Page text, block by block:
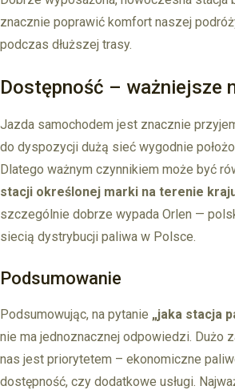
znacznie poprawić komfort naszej
podczas dłuższej trasy.
Dostępność – ważniejsze
Jazda samochodem jest znacznie
do dyspozycji dużą sieć wygodnie
Dlatego ważnym czynnikiem może być
stacji określonej marki na terenie
szczególnie dobrze wypada Orlen —
siecią dystrybucji paliwa w Polsce.
Podsumowanie
Podsumowując, na pytanie „jaka stacja
nie ma jednoznacznej odpowiedzi. Dużo
nas jest priorytetem – ekonomiczne
dostępność, czy dodatkowe usługi.